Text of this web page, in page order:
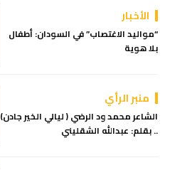
الأخبار
“​​مواليد الاغتصاب” في السودان: أطفال
بلا هوية
منبر الرأي
الشاعر محمد ود الرضي ( ليالي الخير جادن)
.. بقلم: عبدالله الشقليني